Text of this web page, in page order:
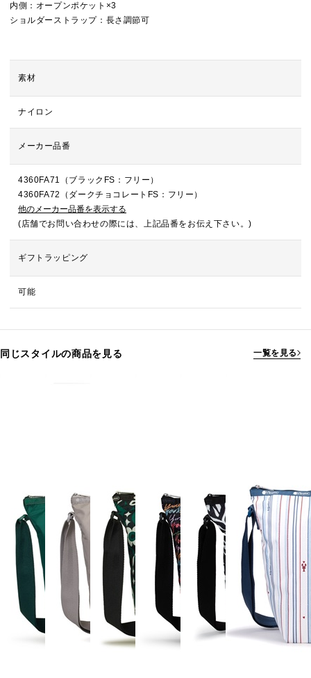
内側：オープンポケット×3
ショルダーストラップ：長さ調節可
素材
ナイロン
メーカー品番
4360FA71（ブラックFS：フリー）
4360FA72（ダークチョコレートFS：フリー）
他のメーカー品番を表示する
(店舗でお問い合わせの際には、上記品番をお伝え下さい。)
ギフトラッピング
可能
同じスタイルの商品を見る 一覧を見る